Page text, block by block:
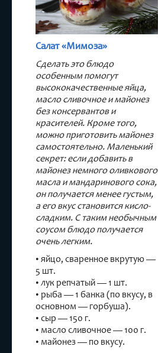
Салат «Мимоза»
Сделать это блюдо
особенным помогут
высококачественные яйца,
масло сливочноеи майонез
без консервантов и
красителей. Кроме того,
можно приготовить майонез
самостоятельно. Маленький
секрет: если добавить в
майонез немного оливкового
масла и мандаринового сока,
он получается менее густым,
а его вкус становится кисло-
сладким. С таким необычным
соусом блюдо получается
очень легким.
• яйцо, сваренное вкрутую —
5 шт.
• лук репчатый — 1 шт.
• рыба — 1 банка (по вкусу, в
основном — горбуша).
• сыр — 150 г.
• масло сливочное — 100 г.
• майонез — по вкусу.